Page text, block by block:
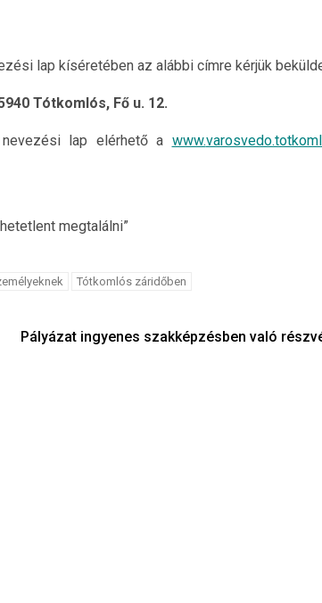
lap kíséretében az alábbi címre kérjük
Tótkomlós, Fő u. 12.
lap elérhető a www.
megtalálni”
Tótkomlós záridőben
Pályázat ingyenes szakképzésben való